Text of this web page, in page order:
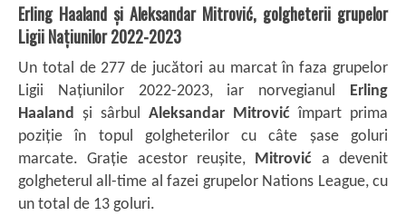
Erling Haaland și Aleksandar Mitrović, golgheterii grupelor
Ligii Națiunilor 2022-2023
Un total de 277 de jucători au marcat în faza grupelor
Ligii Națiunilor 2022-2023, iar norvegianul Erling
Haaland și sârbul Aleksandar Mitrović împart prima
poziție în topul golgheterilor cu câte șase goluri
marcate. Grație acestor reușite, Mitrović a devenit
golgheterul all-time al fazei grupelor Nations League, cu
un total de 13 goluri.